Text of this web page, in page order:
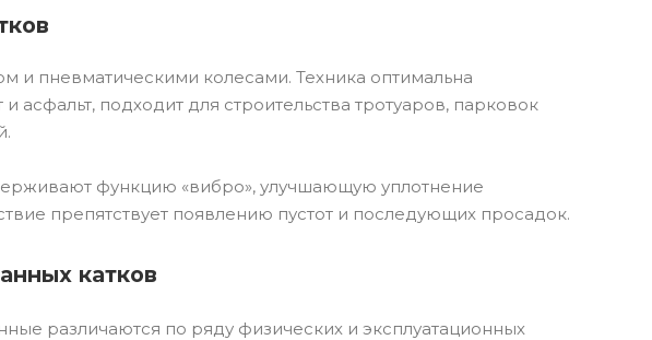
и пневматическими колесами. Техника оптимальна
асфальт, подходит для строительства тротуаров, парковок
функцию «вибро», улучшающую уплотнение
препятствует появлению пустот и последующих просадок.
катков
различаются по ряду физических и эксплуатационных